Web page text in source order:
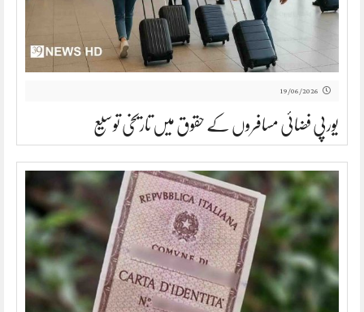
19/06/2026
یورپی فضائی مسافروں کے حقوق میں تاریخی توسیع